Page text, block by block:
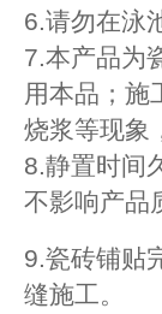
6.请勿在泳
7.本产品为
用本品；施
烧浆等现象
8.静置时间
不影响产品
9.瓷砖铺贴
缝施工。